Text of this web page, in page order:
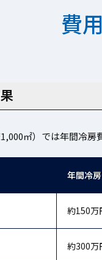
費
㎡）では年間冷房
年間冷
約150万
約300万